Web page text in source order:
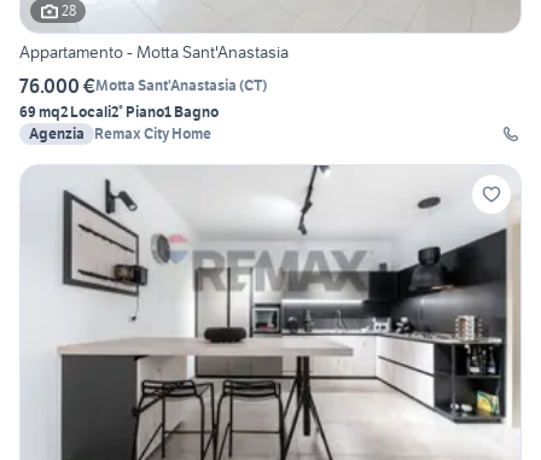
28
Appartamento - Motta Sant'Anastasia
76.000 €Motta Sant'Anastasia (CT)
69 mq2 Locali2° Piano1 Bagno
Agenzia
Remax City Home